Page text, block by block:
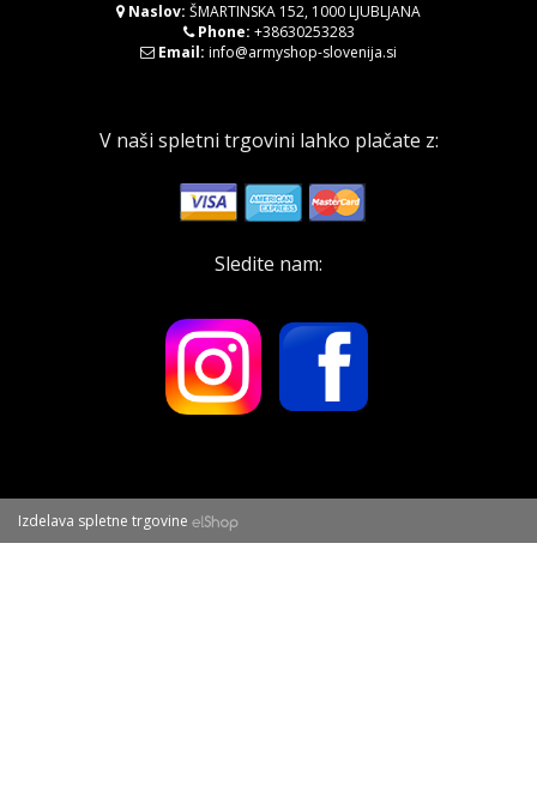
Naslov: ŠMARTINSKA 152, 1000 LJUBLJANA
Phone: +38630253283
Email: info@armyshop-slovenija.si
V naši spletni trgovini lahko plačate z:
Sledite nam:
Izdelava spletne trgovine